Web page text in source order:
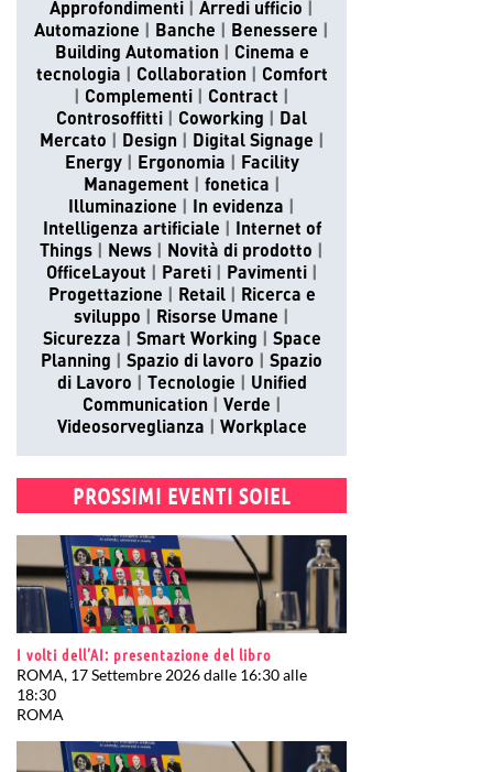
Approfondimenti
Arredi ufficio
Automazione
Banche
Benessere
Building Automation
Cinema e
tecnologia
Collaboration
Comfort
Complementi
Contract
Controsoffitti
Coworking
Dal
Mercato
Design
Digital Signage
Energy
Ergonomia
Facility
Management
fonetica
Illuminazione
In evidenza
Intelligenza artificiale
Internet of
Things
News
Novità di prodotto
OfficeLayout
Pareti
Pavimenti
Progettazione
Retail
Ricerca e
sviluppo
Risorse Umane
Sicurezza
Smart Working
Space
Planning
Spazio di lavoro
Spazio
di Lavoro
Tecnologie
Unified
Communication
Verde
Videosorveglianza
Workplace
PROSSIMI EVENTI SOIEL
I volti dell’AI: presentazione del libro
ROMA, 17 Settembre 2026 dalle 16:30 alle
18:30
ROMA